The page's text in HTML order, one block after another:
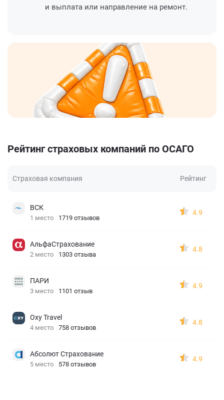
и выплата или направление на ремонт.
Рейтинг страховых компаний по ОСАГО
Страховая компания Рейтинг
ВСК
1 место 1719 отзывов
4.9
АльфаСтрахование
2 место 1303 отзыва
4.8
ПАРИ
3 место 1101 отзыв
4.9
Oxy Travel
4 место 758 отзывов
4.8
Абсолют Страхование
5 место 578 отзывов
4.9